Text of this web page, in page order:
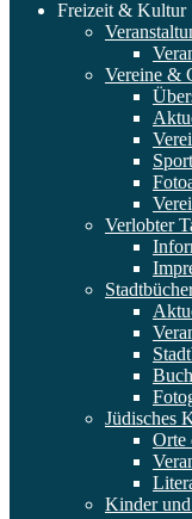
Freizeit & Kultur
Vereine &
Verlobter
Jüdisches
Orte
Kinder und